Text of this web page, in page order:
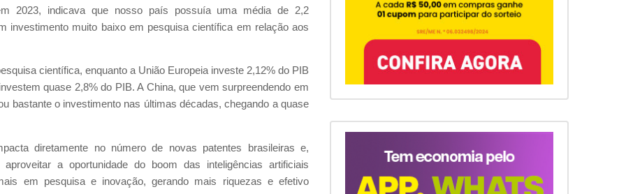
2023, indicava que nosso país possuía uma média de 2,2
investimento muito baixo em pesquisa científica em relação aos
científica, enquanto a União Europeia investe 2,12% do PIB
quase 2,8% do PIB. A China, que vem surpreendendo em
bastante o investimento nas últimas décadas, chegando a quase
diretamente no número de novas patentes brasileiras e,
a oportunidade do boom das inteligências artificiais
em pesquisa e inovação, gerando mais riquezas e efetivo